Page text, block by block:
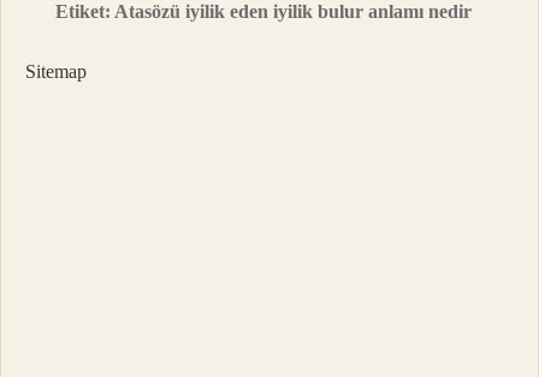
Etiket: Atasözü iyilik eden iyilik bulur anlamı nedir
Sitemap